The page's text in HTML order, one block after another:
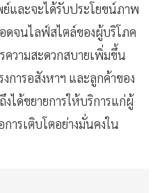
และจะได้รับประโยขน์ภาพ
ดจนไลฟ์สไตล์ของผู้บริโภค
ความสะดวกสบายเพิ่มขึ้น
การอสังหาฯ และลูกค้าของ
ได้ขยายการให้บริการแก่ผู้
รเติบโตอย่างมั่นคงใน